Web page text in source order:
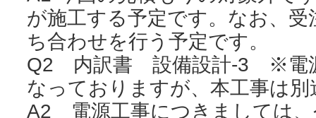
が施工する予定です。なお、
ち合わせを行う予定です。
Q2 内訳書 設備設計-3 ※電源
なっておりますが、本工事は
A2 電源工事につきましては、